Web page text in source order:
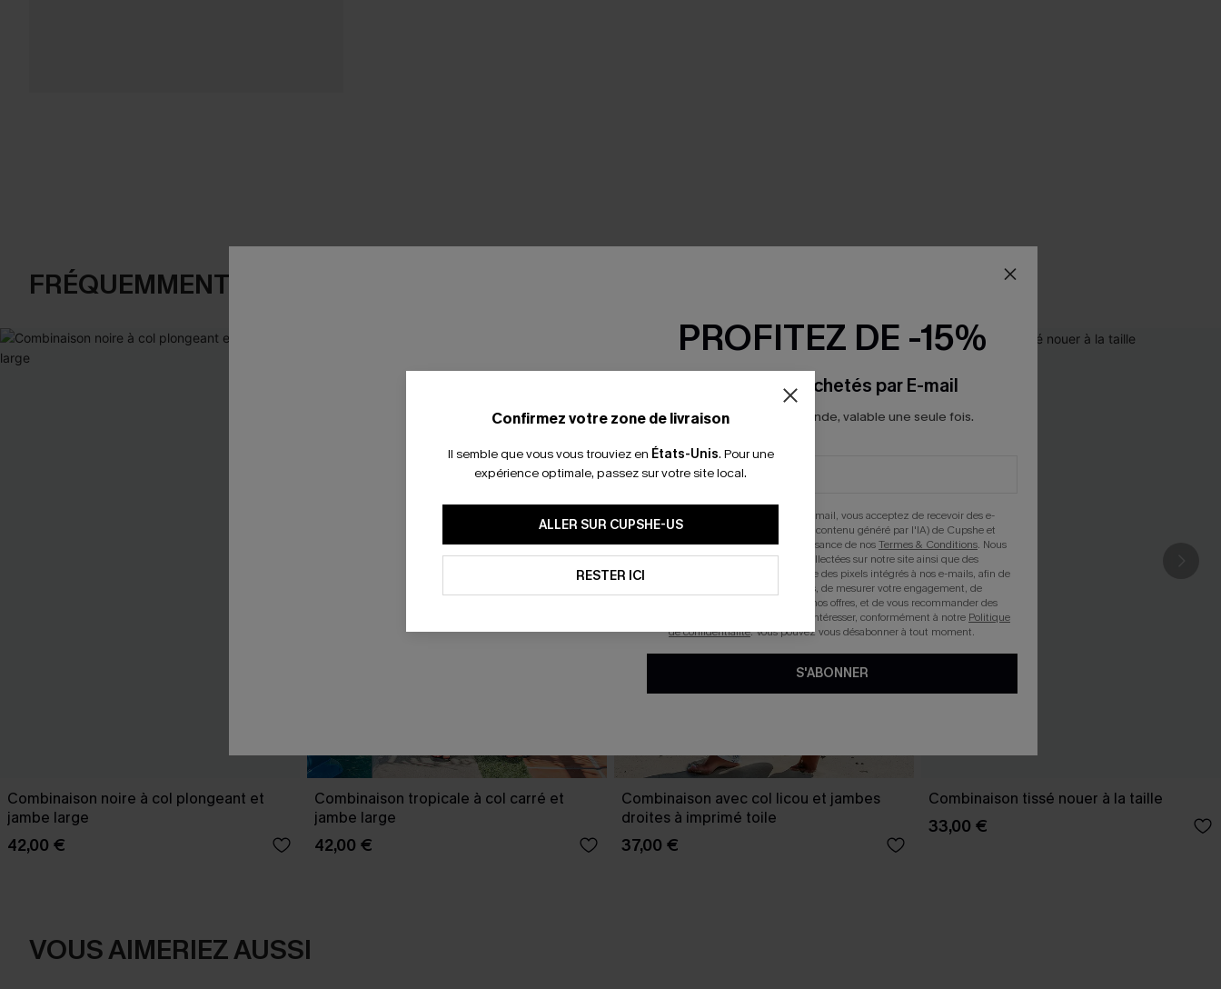
FRÉQUEMMENT ACHETÉS ENSEMBLE
Combinaison noire à col plongeant et
jambe large
42,00 €
Combinaison tropicale à col carré et
jambe large
42,00 €
Combinaison avec col licou et jambes
droites à imprimé toile
37,00 €
Combinaison tissé nouer à la taille
33,00 €
VOUS AIMERIEZ AUSSI
Confirmez votre zone de livraison
Il semble que vous vous trouviez en États-Unis. Pour une
expérience optimale, passez sur votre site local.
ALLER SUR CUPSHE-US
RESTER ICI
PROFITEZ DE -15%
-15% dès 2 Achetés par E-mail
*Un code par commande, valable une seule fois.
En soumettant votre adresse e-mail, vous acceptez de recevoir des e-
mails marketing (y compris du contenu généré par l'IA) de Cupshe et
reconnaissez avoir pris connaissance de nosTermes & Conditions. Nous
pouvons utiliser les données collectées sur notre site ainsi que des
technologies de suivi, telles que des pixels intégrés à nos e-mails, afin de
savoir si ceux-ci ont été ouverts, de mesurer votre engagement, de
personnaliser nos contenus et nos offres, et de vous recommander des
produits susceptibles de vous intéresser, conformément à notre Politique
de confidentialité. Vous pouvez vous désabonner à tout moment.
S'ABONNER